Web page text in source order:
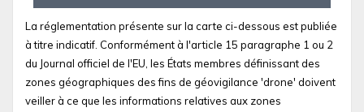
La réglementation présente sur la carte ci-dessous est publiée
à titre indicatif. Conformément à l'article 15 paragraphe 1 ou 2
du Journal officiel de l'EU, les États membres définissant des
zones géographiques des fins de géovigilance 'drone' doivent
veiller à ce que les informations relatives aux zones